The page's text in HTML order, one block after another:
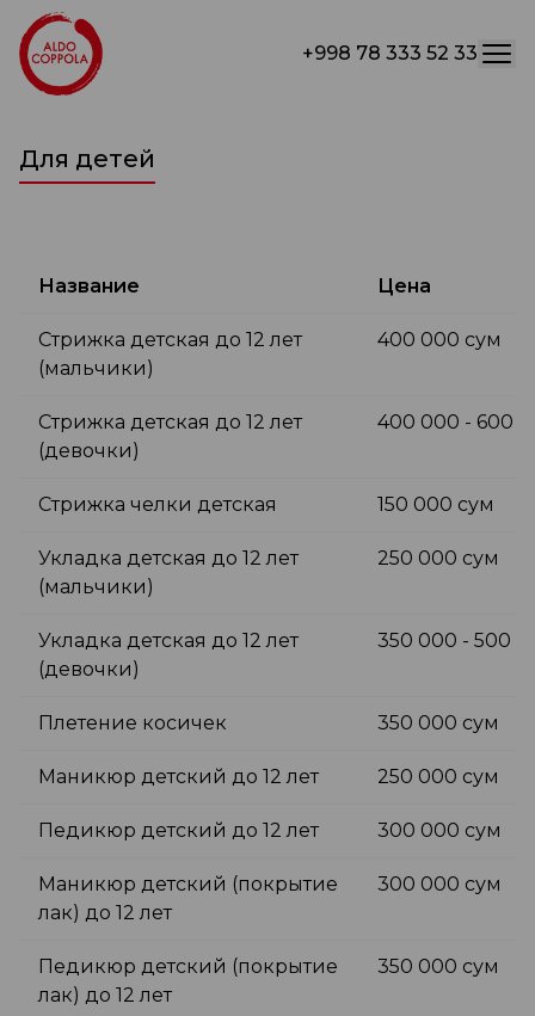
+998 78 333 52 33
Для детей
Название Цена
Стрижка детская до 12 лет
(мальчики)
400 000 сум
Стрижка детская до 12 лет
(девочки)
400 000 - 600
Стрижка челки детская 150 000 сум
Укладка детская до 12 лет
(мальчики)
250 000 сум
Укладка детская до 12 лет
(девочки)
350 000 - 500
Плетение косичек 350 000 сум
Маникюр детский до 12 лет 250 000 сум
Педикюр детский до 12 лет 300 000 сум
Маникюр детский (покрытие
лак) до 12 лет
300 000 сум
Педикюр детский (покрытие
лак) до 12 лет
350 000 сум